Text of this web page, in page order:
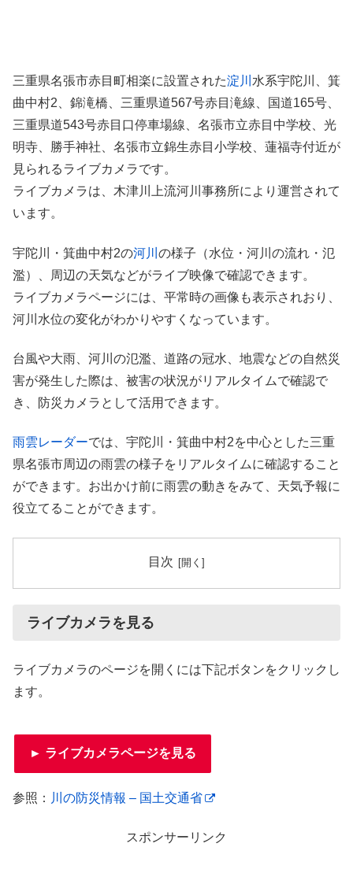
三重県名張市赤目町相楽に設置された淀川 水系宇陀川、箕
曲中村2、錦滝橋、三重県道567号赤目滝線、国道165号、
三重県道543号赤目口停車場線、名張市立赤目中学校、光
明寺、勝手神社、名張市立錦生赤目小学校、蓮福寺付近が
見られるライブカメラです。
ライブカメラは、木津川上流河川事務所により運営されて
います。
宇陀川・箕曲中村2の河川 の様子（水位・河川の流れ・氾
濫）、周辺の天気などがライブ映像で確認できます。
ライブカメラページには、平常時の画像も表示されおり、
河川水位の変化がわかりやすくなっています。
台風や大雨、河川の氾濫、道路の冠水、地震などの自然災
害が発生した際は、被害の状況がリアルタイムで確認で
き、防災カメラとして活用できます。
雨雲レーダーでは、宇陀川・箕曲中村2を中心とした三重
県名張市周辺の雨雲の様子をリアルタイムに確認すること
ができます。お出かけ前に雨雲の動きをみて、天気予報に
役立てることができます。
目次
ライブカメラを見る
ライブカメラのページを開くには下記ボタンをクリックし
ます。
► ライブカメラページを見る
参照： 川の防災情報 – 国土交通省
スポンサーリンク